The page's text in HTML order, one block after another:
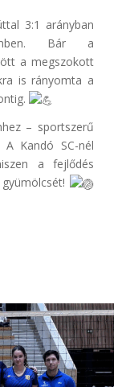
3:1 arányban
Bár a
a megszokott
is rányomta a
– sportszerű
Kandó SC-nél
a fejlődés